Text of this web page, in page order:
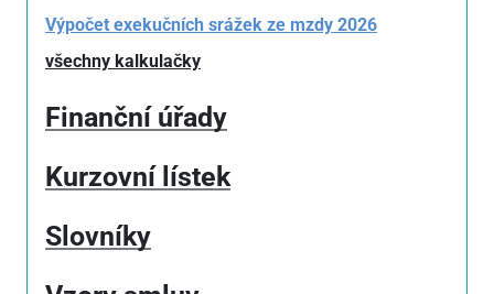
Výpočet exekučních srážek ze mzdy 2026
všechny kalkulačky
Finanční úřady
Kurzovní lístek
Slovníky